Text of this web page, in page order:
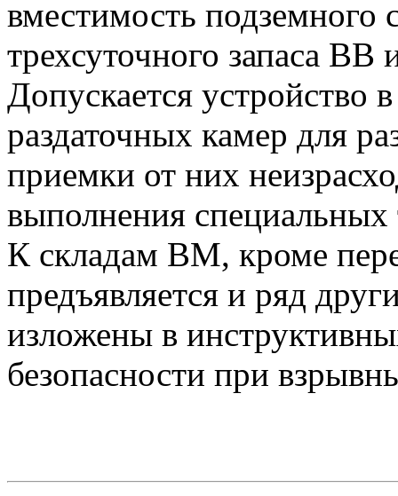
вместимость подземного
трехсуточного запаса ВВ
Допускается устройство
раздаточных камер для
приемки от них
выполнения специальных
К складам ВМ, кроме
предъявляется и ряд
изложены в
безопасности при